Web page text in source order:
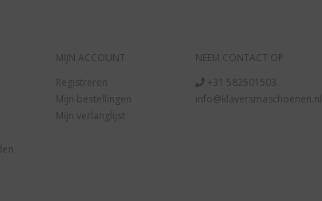
MIJN ACCOUNT
Registreren
Mijn bestellingen
Mijn verlanglijst
NEEM CONTACT OP
+31 582501503
info@klaversmaschoenen.nl